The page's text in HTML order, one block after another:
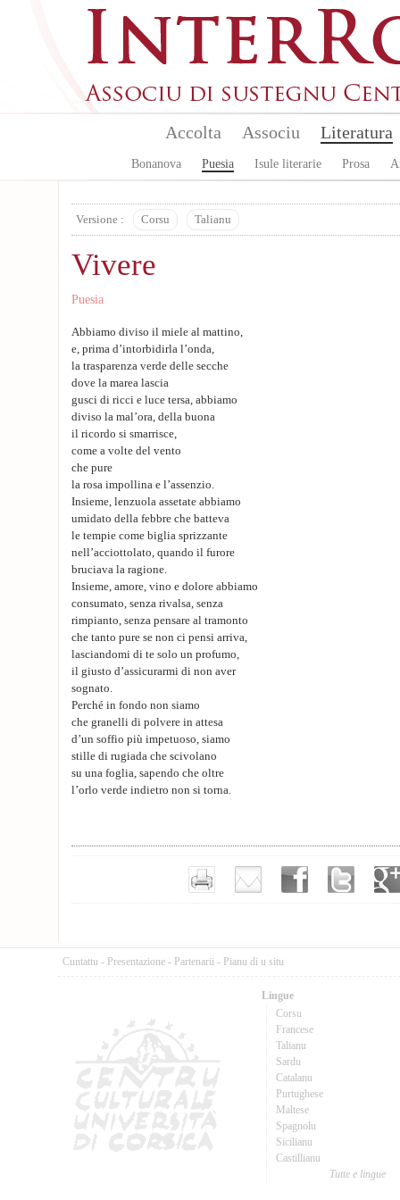
Accolta Associu Literatura
Bonanova Puesia Isule literarie Prosa
Versione : Corsu Talianu
Vivere
Puesia
Abbiamo diviso il miele al mattino,
e, prima d’intorbidirla l’onda,
la trasparenza verde delle secche
dove la marea lascia
gusci di ricci e luce tersa, abbiamo
diviso la mal’ora, della buona
il ricordo si smarrisce,
come a volte del vento
che pure
la rosa impollina e l’assenzio.
Insieme, lenzuola assetate abbiamo
umidato della febbre che batteva
le tempie come biglia sprizzante
nell’acciottolato, quando il furore
bruciava la ragione.
Insieme, amore, vino e dolore abbiamo
consumato, senza rivalsa, senza
rimpianto, senza pensare al tramonto
che tanto pure se non ci pensi arriva,
lasciandomi di te solo un profumo,
il giusto d’assicurarmi di non aver
sognato.
Perché in fondo non siamo
che granelli di polvere in attesa
d’un soffio più impetuoso, siamo
stille di rugiada che scivolano
su una foglia, sapendo che oltre
l’orlo verde indietro non si torna.
Cuntattu - Presentazione - Partenarii - Pianu di u situ
Lingue
Corsu
Francese
Talianu
Sardu
Catalanu
Purtughese
Maltese
Spagnolu
Sicilianu
Castillianu
Tutte e lingue